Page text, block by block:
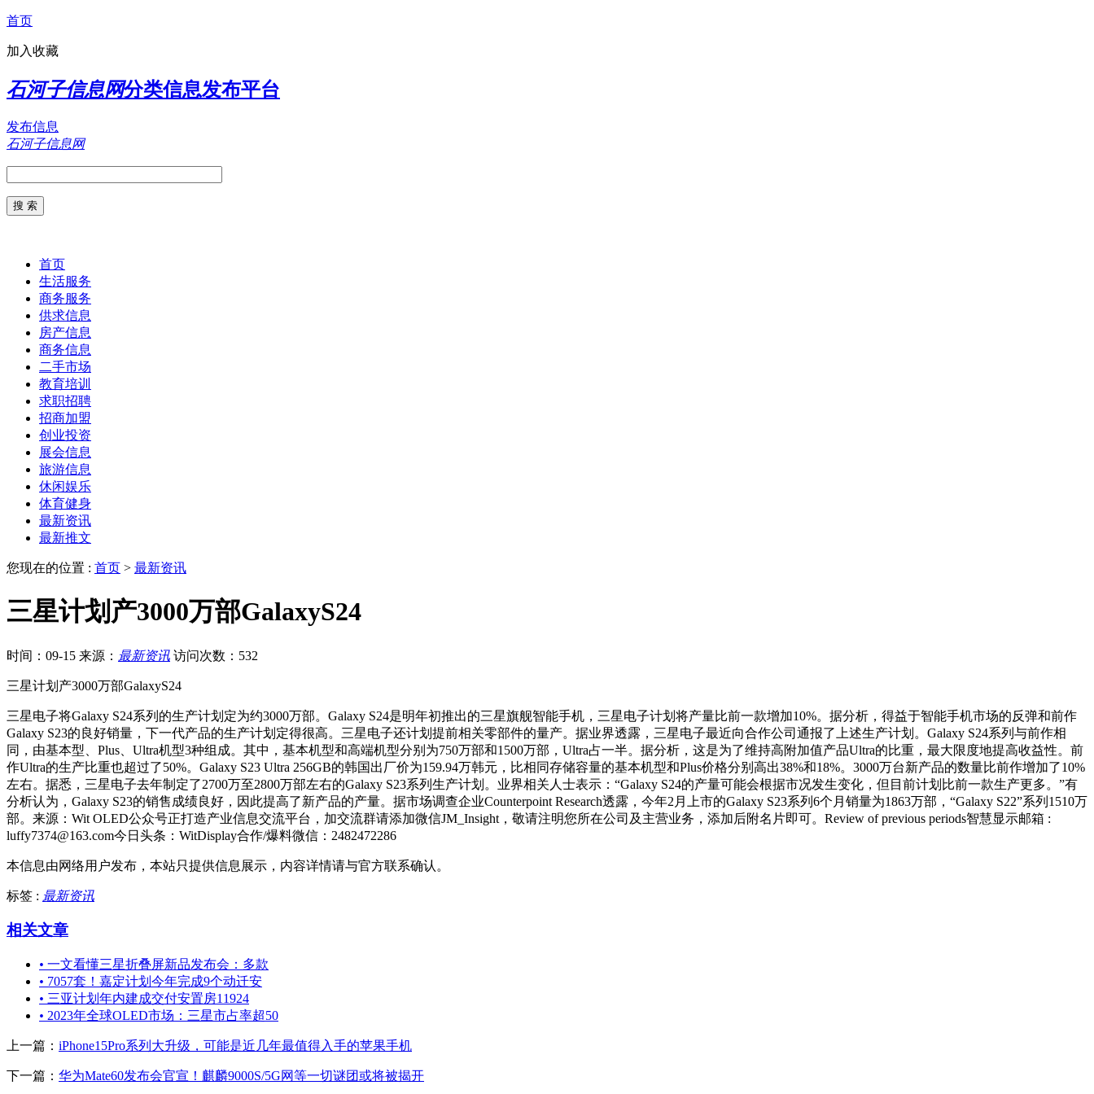
首页
加入收藏
石河子信息网分类信息发布平台
发布信息
石河子信息网
首页
生活服务
商务服务
供求信息
房产信息
商务信息
二手市场
教育培训
求职招聘
招商加盟
创业投资
展会信息
旅游信息
休闲娱乐
体育健身
最新资讯
最新推文
您现在的位置 : 首页 > 最新资讯
三星计划产3000万部GalaxyS24
时间：09-15 来源： 最新资讯 访问次数：532
三星计划产3000万部GalaxyS24
三星电子将Galaxy S24系列的生产计划定为约3000万部。Galaxy S24是明年初推出的三星旗舰智能手机，三星电子计划将产量比前一款增加10%。据分析，得益于智能手机市场的反弹和前作
Galaxy S23的良好销量，下一代产品的生产计划定得很高。三星电子还计划提前相关零部件的量产。据业界透露，三星电子最近向合作公司通报了上述生产计划。Galaxy S24系列与前作相
同，由基本型、Plus、Ultra机型3种组成。其中，基本机型和高端机型分别为750万部和1500万部，Ultra占一半。据分析，这是为了维持高附加值产品Ultra的比重，最大限度地提高收益性。前
作Ultra的生产比重也超过了50%。Galaxy S23 Ultra 256GB的韩国出厂价为159.94万韩元，比相同存储容量的基本机型和Plus价格分别高出38%和18%。3000万台新产品的数量比前作增加了10%
左右。据悉，三星电子去年制定了2700万至2800万部左右的Galaxy S23系列生产计划。业界相关人士表示：“Galaxy S24的产量可能会根据市况发生变化，但目前计划比前一款生产更多。”有
分析认为，Galaxy S23的销售成绩良好，因此提高了新产品的产量。据市场调查企业Counterpoint Research透露，今年2月上市的Galaxy S23系列6个月销量为1863万部，“Galaxy S22”系列1510万
部。来源：Wit OLED公众号正打造产业信息交流平台，加交流群请添加微信JM_Insight，敬请注明您所在公司及主营业务，添加后附名片即可。Review of previous periods智慧显示邮箱 :
luffy7374@163.com今日头条：WitDisplay合作/爆料微信：2482472286
本信息由网络用户发布， 本站只提供信息展示，内容详情请与官方联系确认。
标签 : 最新资讯
相关文章
• 一文看懂三星折叠屏新品发布会：多款
• 7057套！嘉定计划今年完成9个动迁安
• 三亚计划年内建成交付安置房11924
• 2023年全球OLED市场：三星市占率超50
上一篇： iPhone15Pro系列大升级，可能是近几年最值得入手的苹果手机
下一篇： 华为Mate60发布会官宣！麒麟9000S/5G网等一切谜团或将被揭开